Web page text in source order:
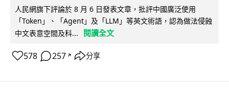
人民網旗下評論於 8 月 6 日發表文章，批評中國廣泛使用
「Token」、「Agent」及「LLM」等英文術語，認為做法侵蝕
中文表意空間及科...
閱讀全文
578 257 ↗ 分享